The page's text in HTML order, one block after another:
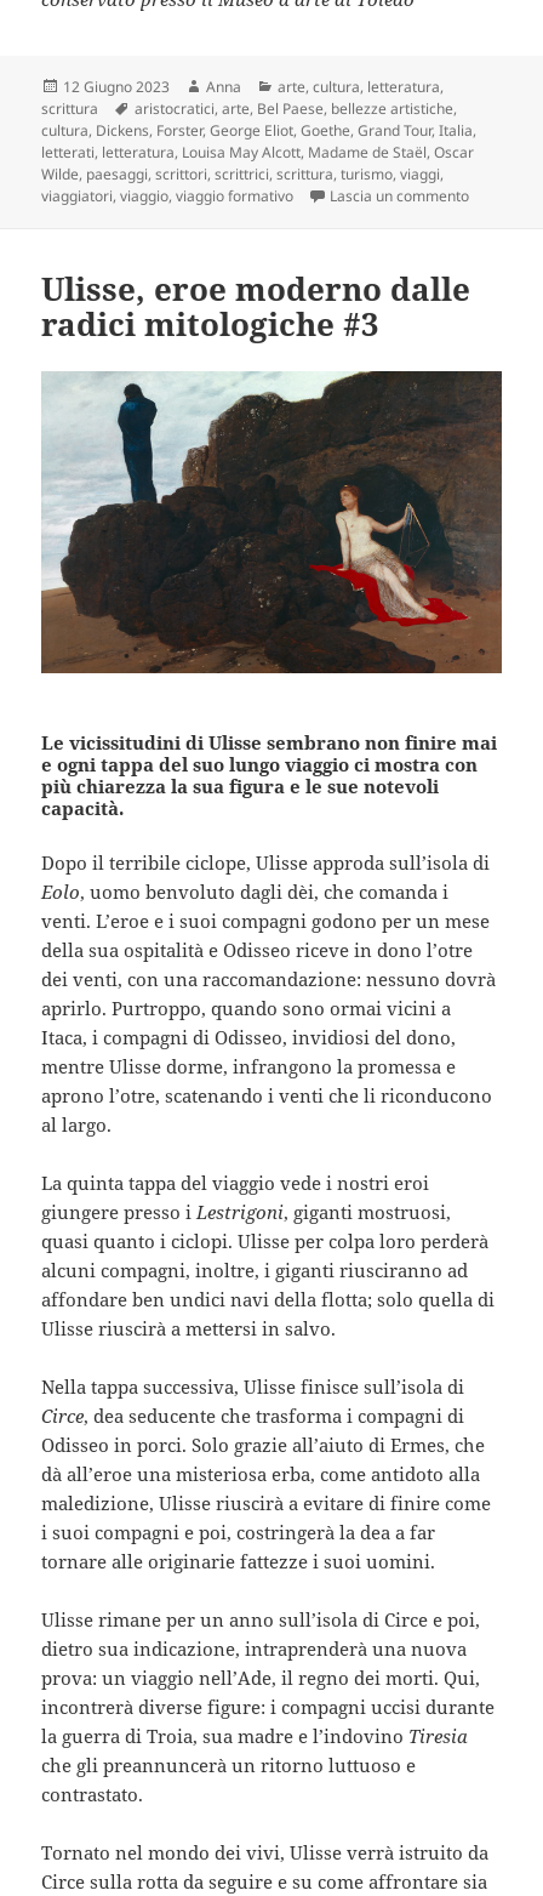
Scritto
il
12 Giugno 2023 Autore
Anna Categorie
arte,cultura, letteratura,
scrittura
Tag
aristocratici,arte, Bel Paese, bellezze artistiche,
cultura, Dickens, Forster,George Eliot,Goethe,Grand Tour,Italia,
letterati, letteratura, Louisa May Alcott, Madame de Staël,Oscar
Wilde, paesaggi,scrittori,scrittrici,scrittura,turismo,viaggi,
viaggiatori,viaggio,viaggio formativo Lascia un commentosu Grand
Ulisse, eroe moderno dalle
radici mitologiche #3
Le vicissitudini di Ulisse sembrano non finire mai
e ogni tappa del suo lungo viaggio ci mostra con
più chiarezza la sua figura e le sue notevoli
capacità.
Dopo il terribile ciclope, Ulisse approda sull’isola di
Eolo, uomo benvoluto dagli dèi, che comanda i
venti. L’eroe e i suoi compagni godono per un mese
della sua ospitalità e Odisseo riceve in dono l’otre
dei venti, con una raccomandazione: nessuno dovrà
aprirlo. Purtroppo, quando sono ormai vicini a
Itaca, i compagni di Odisseo, invidiosi del dono,
mentre Ulisse dorme, infrangono la promessa e
aprono l’otre, scatenando i venti che li riconducono
al largo.
La quinta tappa del viaggio vede i nostri eroi
giungere presso i Lestrigoni, giganti mostruosi,
quasi quanto i ciclopi. Ulisse per colpa loro perderà
alcuni compagni, inoltre, i giganti riusciranno ad
affondare ben undici navi della flotta; solo quella di
Ulisse riuscirà a mettersi in salvo.
Nella tappa successiva, Ulisse finisce sull’isola di
Circe, dea seducente che trasforma i compagni di
Odisseo in porci. Solo grazie all’aiuto di Ermes, che
dà all’eroe una misteriosa erba, come antidoto alla
maledizione, Ulisse riuscirà a evitare di finire come
i suoi compagni e poi, costringerà la dea a far
tornare alle originarie fattezze i suoi uomini.
Ulisse rimane per un anno sull’isola di Circe e poi,
dietro sua indicazione, intraprenderà una nuova
prova: un viaggio nell’Ade, il regno dei morti. Qui,
incontrerà diverse figure: i compagni uccisi durante
la guerra di Troia, sua madre e l’indovino Tiresia
che gli preannuncerà un ritorno luttuoso e
contrastato.
Tornato nel mondo dei vivi, Ulisse verrà istruito da
Circe sulla rotta da seguire e su come affrontare sia